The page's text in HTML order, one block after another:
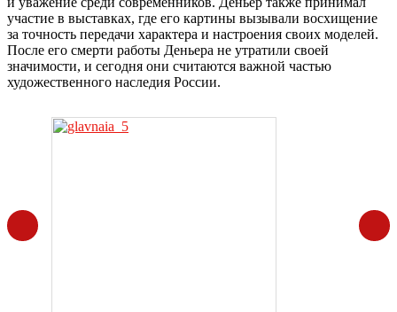
участие в выставках, где его картины вызывали восхищение
за точность передачи характера и настроения своих моделей.
После его смерти работы Деньера не утратили своей
значимости, и сегодня они считаются важной частью
художественного наследия России.